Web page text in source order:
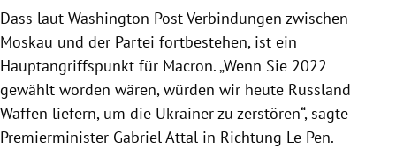
Dass laut Washington Post Verbindungen zwischen
Moskau und der Partei fortbestehen, ist ein
Hauptangriffspunkt für Macron. „Wenn Sie 2022
gewählt worden wären, würden wir heute Russland
Waffen liefern, um die Ukrainer zu zerstören“, sagte
Premierminister Gabriel Attal in Richtung Le Pen.